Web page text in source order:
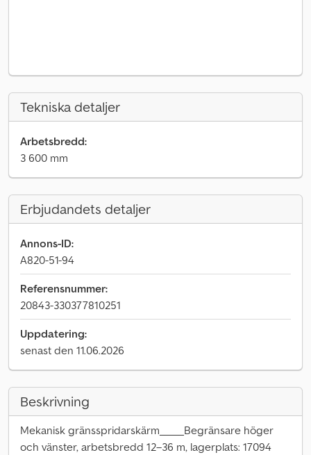
Tekniska detaljer
Arbetsbredd:
3 600 mm
Erbjudandets detaljer
Annons-ID:
A820-51-94
Referensnummer:
20843-330377810251
Uppdatering:
senast den 11.06.2026
Beskrivning
Mekanisk gränsspridarskärm_____Begränsare höger
och vänster, arbetsbredd 12–36 m, lagerplats: 17094